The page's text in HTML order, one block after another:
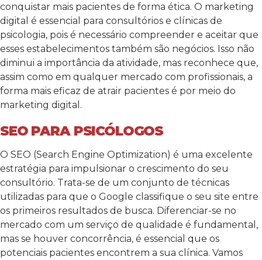
conquistar mais pacientes de forma ética. O marketing
digital é essencial para consultórios e clínicas de
psicologia, pois é necessário compreender e aceitar que
esses estabelecimentos também são negócios. Isso não
diminui a importância da atividade, mas reconhece que,
assim como em qualquer mercado com profissionais, a
forma mais eficaz de atrair pacientes é por meio do
marketing digital.
SEO PARA PSICÓLOGOS
O SEO (Search Engine Optimization) é uma excelente
estratégia para impulsionar o crescimento do seu
consultório. Trata-se de um conjunto de técnicas
utilizadas para que o Google classifique o seu site entre
os primeiros resultados de busca. Diferenciar-se no
mercado com um serviço de qualidade é fundamental,
mas se houver concorrência, é essencial que os
potenciais pacientes encontrem a sua clínica. Vamos